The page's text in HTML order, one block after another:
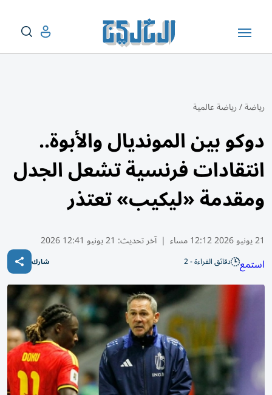
رياضة/رياضة عالمية
دوكو بين المونديال والأبوة..
انتقادات فرنسية تشعل الجدل
ومقدمة «ليكيب» تعتذر
21 يونيو 2026 12:12 مساء | آخر تحديث: 21 يونيو 12:41 2026
استمع دقائق القراءة - 2 شارك